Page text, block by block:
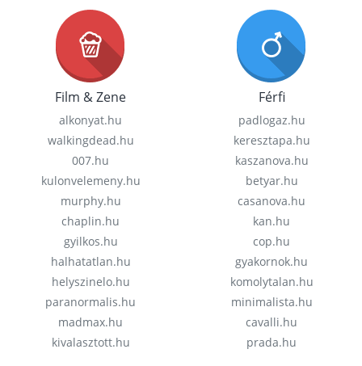
Film & Zene
alkonyat.hu
walkingdead.hu
007.hu
kulonvelemeny.hu
murphy.hu
chaplin.hu
gyilkos.hu
halhatatlan.hu
helyszinelo.hu
paranormalis.hu
madmax.hu
kivalasztott.hu
Férfi
padlogaz.hu
keresztapa.hu
kaszanova.hu
betyar.hu
casanova.hu
kan.hu
cop.hu
gyakornok.hu
komolytalan.hu
minimalista.hu
cavalli.hu
prada.hu